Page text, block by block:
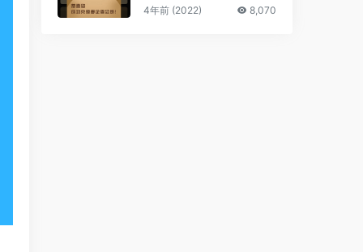
4年前 (2022) 8,070